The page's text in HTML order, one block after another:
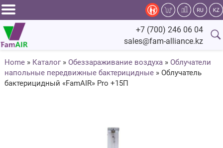
Задать
вопрос
специалисту
Главная
+7 (700) 246 06 04
sales@fam-alliance.kz
Home » Каталог » Обеззараживание воздуха » Облучатели
напольные передвижные бактерицидные »Облучатель
бактерицидный «FamAIR» Pro +15П